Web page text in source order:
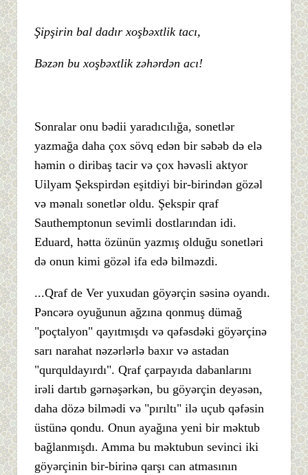
Şipşirin bal dadır xoşbəxtlik tacı,
Bəzən bu xoşbəxtlik zəhərdən acı!
Sonralar onu bədii yaradıcılığa, sonetlər
yazmağa daha çox sövq edən bir səbəb də elə
həmin o diribaş tacir və çox həvəsli aktyor
Uilyam Şekspirdən eşitdiyi bir-birindən gözəl
və mənalı sonetlər oldu. Şekspir qraf
Sauthemptonun sevimli dostlarından idi.
Eduard, hətta özünün yazmış olduğu sonetləri
də onun kimi gözəl ifa edə bilməzdi.
...Qraf de Ver yuxudan göyərçin səsinə oyandı.
Pəncərə oyuğunun ağzına qonmuş dümağ
"poçtalyon" qayıtmışdı və qəfəsdəki göyərçinə
sarı narahat nəzərlərlə baxır və astadan
"qurquldayırdı". Qraf çarpayıda dabanlarını
irəli dartıb gərnəşərkən, bu göyərçin deyəsən,
daha dözə bilmədi və "pırıltı" ilə uçub qəfəsin
üstünə qondu. Onun ayağına yeni bir məktub
bağlanmışdı. Amma bu məktubun sevinci iki
göyərçinin bir-birinə qarşı can atmasının